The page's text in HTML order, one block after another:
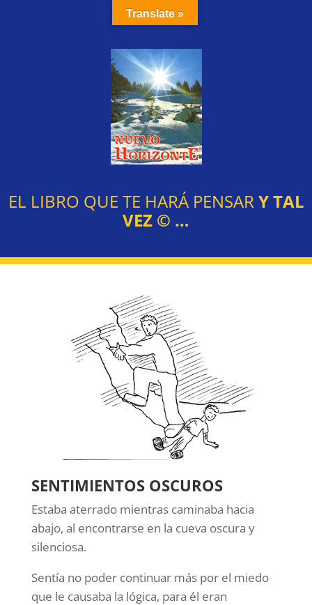
EL LIBRO QUE TE HARÁ PENSARY TAL
VEZ © …
SENTIMIENTOS OSCUROS
Estaba aterrado mientras caminaba hacia
abajo, al encontrarse en la cueva oscura y
silenciosa.
Sentía no poder continuar más por el miedo
que le causaba la lógica, para él eran
Translate »